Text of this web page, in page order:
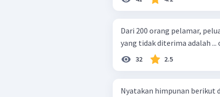
Dari 200 orang pelamar,
yang tidak diterima adalah ...
32 2.5
Nyatakan himpunan berikut